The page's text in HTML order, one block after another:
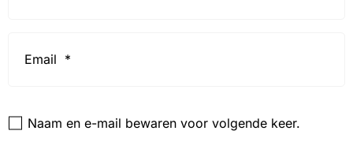
Naam en e-mail bewaren voor volgende keer.